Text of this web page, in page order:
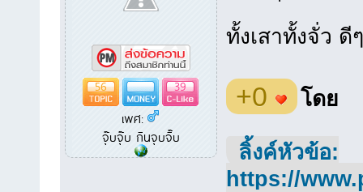
56
39
เพศ:
จุ๊บจุ๊บ กินจุบจิ๊บ
ทั้งเสาทั้งจั่ว
+0 โดย
ลิ้งค์หัวข้อ:
https://